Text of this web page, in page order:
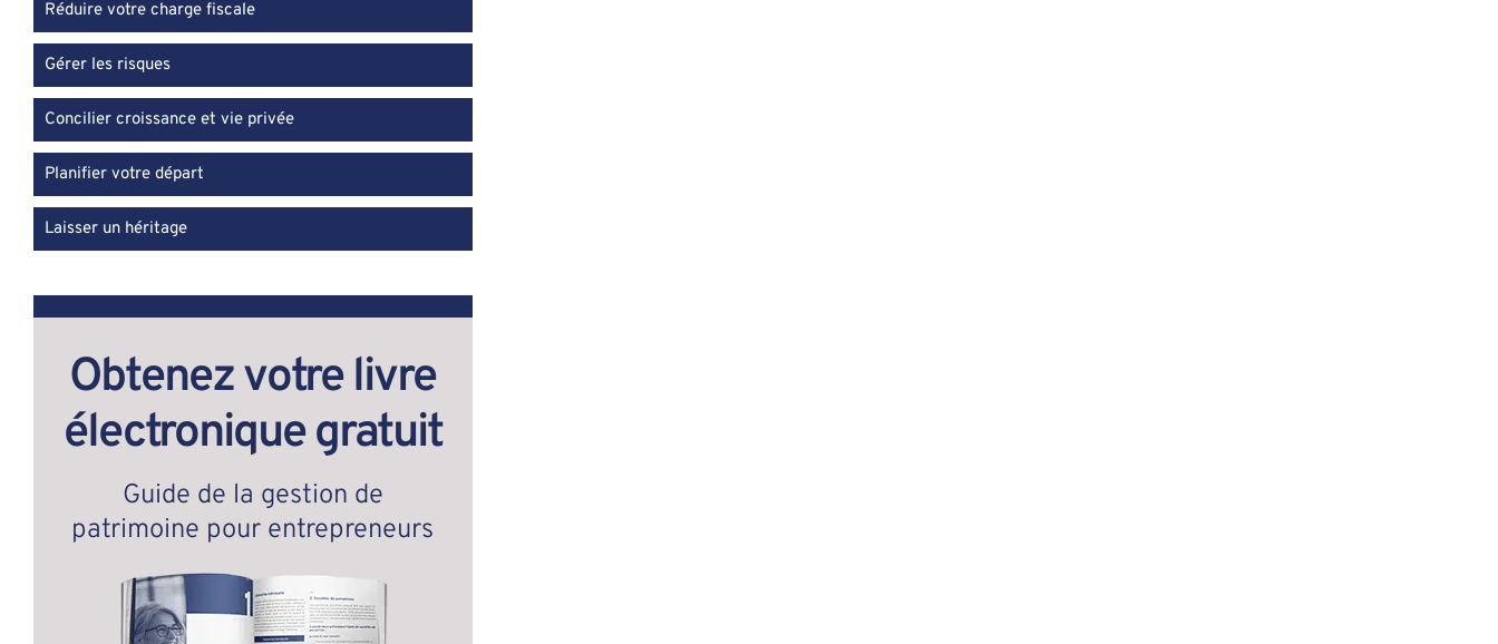
Réduire votre charge fiscale
Gérer les risques
Concilier croissance et vie privée
Planifier votre départ
Laisser un héritage
Obtenez votre livre
électronique gratuit
Guide de la gestion de
patrimoine pour entrepreneurs